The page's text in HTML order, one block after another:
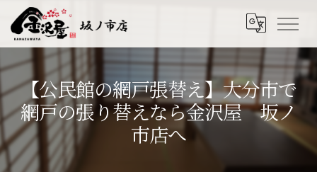
【公民館の網戸張替え】大分市で
網戸の張り替えなら金沢屋 坂ノ
市店へ